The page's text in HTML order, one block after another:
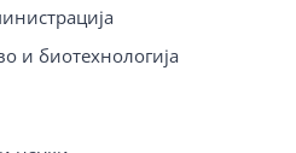
и биотехнологија